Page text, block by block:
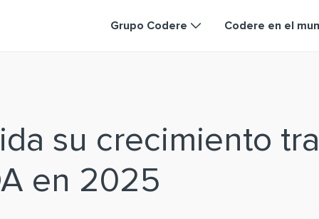
Grupo Codere Codere en el
su crecimiento
en 2025